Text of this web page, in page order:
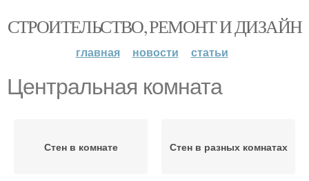
СТРОИТЕЛЬСТВО, РЕМОНТ И ДИЗАЙН
главная новости статьи
Центральная комната
Стен в комнате Стен в разных комнатах